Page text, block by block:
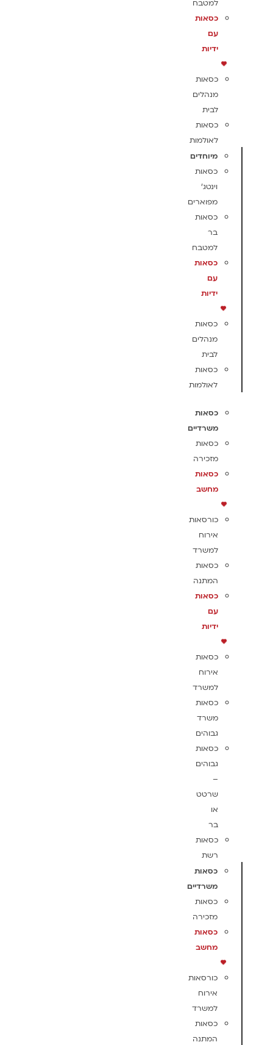
למטבח
כסאות
עם
ידיות
כסאות
מנהלים
לבית
כסאות
לאולמות
מיוחדים
כסאות
וינטג'
מפוארים
כסאות
בר
למטבח
כסאות
עם
ידיות
כסאות
מנהלים
לבית
כסאות
לאולמות
כסאות
משרדיים
כסאות
מזכירה
כסאות
מחשב
כורסאות
אירוח
למשרד
כסאות
המתנה
כסאות
עם
ידיות
כסאות
אירוח
למשרד
כסאות
משרד
גבוהים
כסאות
גבוהים
–
שרטט
או
בר
כסאות
רשת
כסאות
משרדיים
כסאות
מזכירה
כסאות
מחשב
כורסאות
אירוח
למשרד
כסאות
המתנה